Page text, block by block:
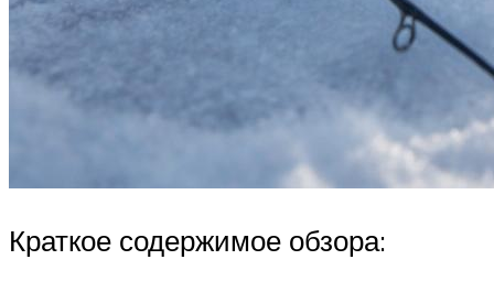
Краткое содержимое обзора: